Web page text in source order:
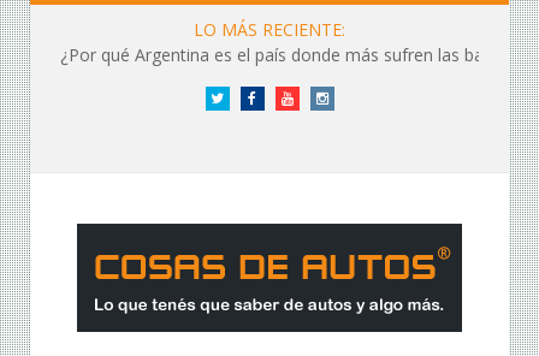
LO MÁS RECIENTE:
¿Por qué Argentina es el país donde más sufren las baterías?
Twitter FacebookYouTubeInstagram